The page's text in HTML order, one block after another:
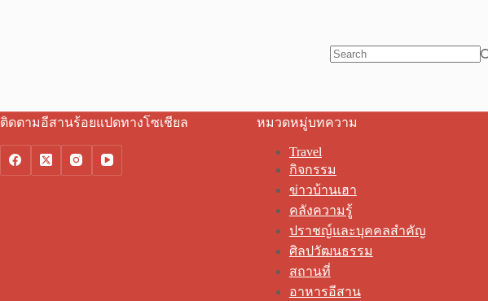
ติดตามอีสานร้อยแปดทางโซเชียล หมวดหมู่บทความ
Travel
กิจกรรม
ข่าวบ้านเฮา
คลังความรู้
ปราชญ์และบุคคลสำคัญ
ศิลปวัฒนธรรม
สถานที่
อาหารอีสาน